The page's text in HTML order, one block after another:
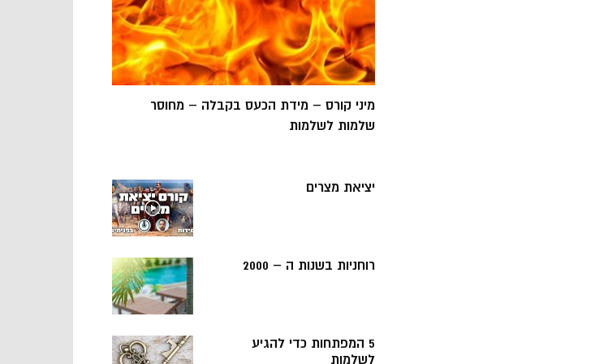
מיני קורס – מידת הכעס בקבלה – מחוסר
שלמות לשלמות
יציאת מצרים
רוחניות בשנות ה – 2000
5 המפתחות כדי להגיע
לשלמות